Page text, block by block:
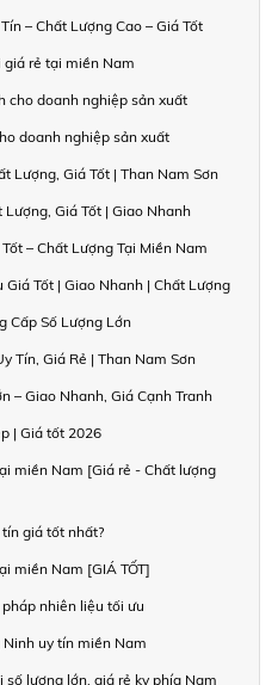
– Chất Lượng Cao – Giá Tốt
giá rẻ tại miền Nam
cho doanh nghiệp sản xuất
doanh nghiệp sản xuất
Lượng, Giá Tốt | Than Nam Sơn
Giá Tốt | Giao Nhanh
– Chất Lượng Tại Miền Nam
Tốt | Giao Nhanh | Chất Lượng
Cấp Số Lượng Lớn
Tín, Giá Rẻ | Than Nam Sơn
– Giao Nhanh, Giá Cạnh Tranh
| Giá tốt 2026
miền Nam [Giá rẻ - Chất lượng
giá tốt nhất?
miền Nam [GIÁ TỐT]
nhiên liệu tối ưu
uy tín miền Nam
lượng lớn, giá rẻ kv phía Nam